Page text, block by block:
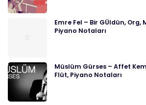
Emre Fel – Bir GÜldün, Org,
Piyano Notaları
Müslüm Gürses – Affet
Flüt, Piyano Notaları